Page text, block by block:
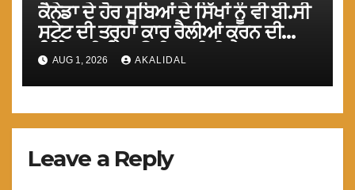
ਕੈਨੇਡਾ ਦੇ ਹੋਰ ਸੂਬਿਆਂ ਦੇ ਸਿੱਖਾਂ ਨੂੰ ਵੀ ਬੀ.ਸੀ
ਸਟੇਟ ਦੀ ਤਰ੍ਹਾਂ ਕਾਰ ਰੈਲੀਆਂ ਕਰਨ ਦੀ
ਜਿ਼ੰਮੇਵਾਰੀ ਨਿਭਾਉਣੀ ਚਾਹੀਦੀ ਹੈ : ਮਾਨ
AUG 1, 2026 AKALIDAL
Leave a Reply